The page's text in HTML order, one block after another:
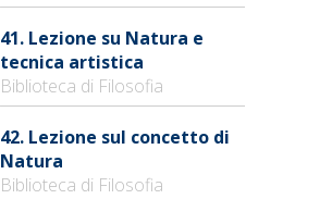
41. Lezione su Natura e
tecnica artistica
Biblioteca di Filosofia
42. Lezione sul concetto di
Natura
Biblioteca di Filosofia